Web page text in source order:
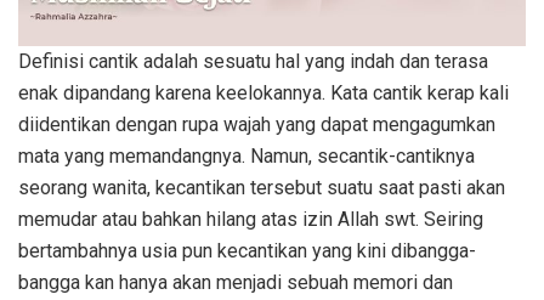
Definisi cantik adalah sesuatu hal yang indah dan terasa
enak dipandang karena keelokannya. Kata cantik kerap kali
diidentikan dengan rupa wajah yang dapat mengagumkan
mata yang memandangnya. Namun, secantik-cantiknya
seorang wanita, kecantikan tersebut suatu saat pasti akan
memudar atau bahkan hilang atas izin Allah swt. Seiring
bertambahnya usia pun kecantikan yang kini dibangga-
bangga kan hanya akan menjadi sebuah memori dan